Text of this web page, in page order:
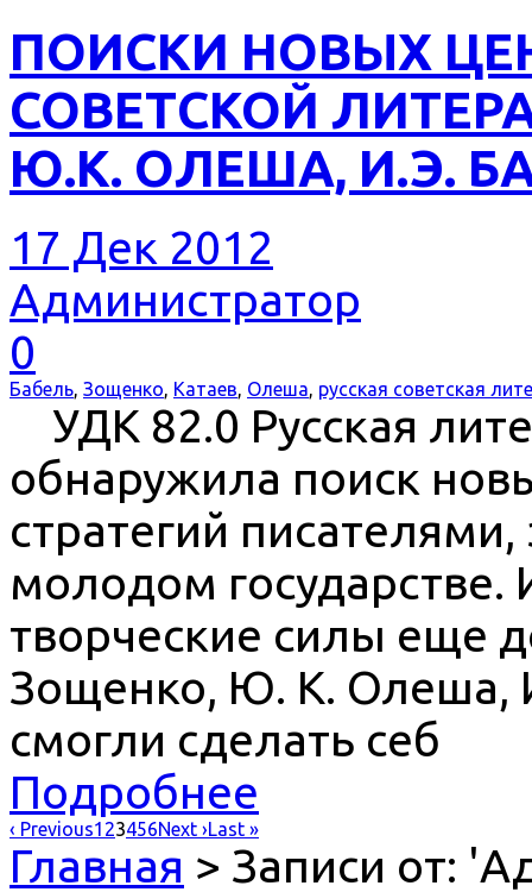
ПОИСКИ НОВЫХ
СОВЕТСКОЙ
Ю.К. ОЛЕША, И.Э.
17 Дек 2012
Администратор
0
Бабель, Зощенко, Катаев, Олеша, русская советская
УДК 82.0 Русская
обнаружила поиск
стратегий
молодом
творческие силы еще
Зощенко, Ю. К. Олеша,
смогли сделать себ
Подробнее
‹ Previous1 23456Next ›Last »
Главная > Записи от: